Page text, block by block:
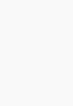
よって
、ひと